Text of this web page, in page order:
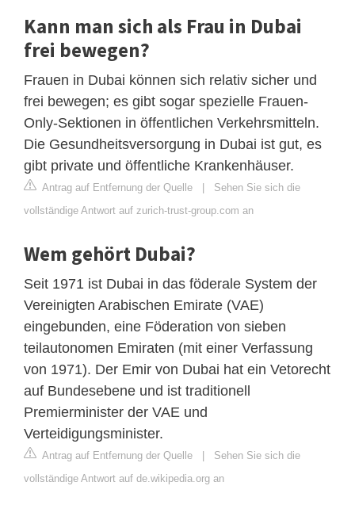
Kann man sich als Frau in Dubai
frei bewegen?
Frauen in Dubai können sich relativ sicher und
frei bewegen; es gibt sogar spezielle Frauen-
Only-Sektionen in öffentlichen Verkehrsmitteln.
Die Gesundheitsversorgung in Dubai ist gut, es
gibt private und öffentliche Krankenhäuser.
Antrag auf Entfernung der Quelle | Sehen Sie sich die
vollständige Antwort auf zurich-trust-group.com an
Wem gehört Dubai?
Seit 1971 ist Dubai in das föderale System der
Vereinigten Arabischen Emirate (VAE)
eingebunden, eine Föderation von sieben
teilautonomen Emiraten (mit einer Verfassung
von 1971). Der Emir von Dubai hat ein Vetorecht
auf Bundesebene und ist traditionell
Premierminister der VAE und
Verteidigungsminister.
Antrag auf Entfernung der Quelle | Sehen Sie sich die
vollständige Antwort auf de.wikipedia.org an